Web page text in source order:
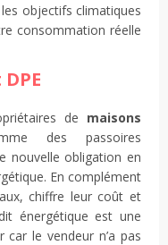
objectifs climatiques
consommation réelle
de maisons
des passoires
nouvelle obligation en
En complément
chiffre leur coût et
énergétique est une
car le vendeur n’a pas